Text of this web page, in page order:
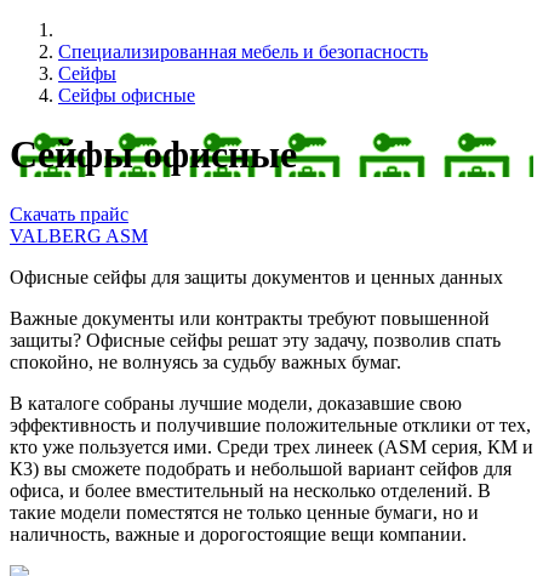
Cпециализированная мебель и безопасность
Сейфы
Сейфы офисные
Сейфы офисные
Скачать прайс
VALBERG ASM
Офисные сейфы для защиты документов и ценных данных
Важные документы или контракты требуют повышенной
защиты? Офисные сейфы решат эту задачу, позволив спать
спокойно, не волнуясь за судьбу важных бумаг.
В каталоге собраны лучшие модели, доказавшие свою
эффективность и получившие положительные отклики от тех,
кто уже пользуется ими. Среди трех линеек (ASM серия, КМ и
К3) вы сможете подобрать и небольшой вариант сейфов для
офиса, и более вместительный на несколько отделений. В
такие модели поместятся не только ценные бумаги, но и
наличность, важные и дорогостоящие вещи компании.